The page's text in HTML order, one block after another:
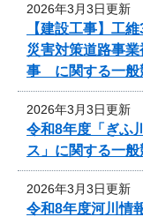
2026年3月3日更新
【建設工事】工
災害対策道路事
事 に関する一般
2026年3月3日更新
令和8年度「ぎふ
ス」に関する一
2026年3月3日更新
令和8年度河川情